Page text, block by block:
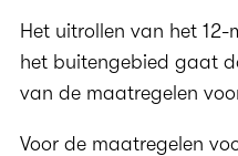
Het uitrollen van het
het buitengebied gaat
van de maatregelen
Voor de maatregelen